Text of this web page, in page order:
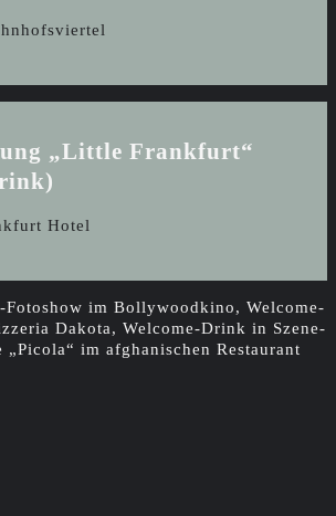
„Little Frankfurt“
Hotel
im Bollywoodkino, Welcome-
Dakota, Welcome-Drink in Szene-
im afghanischen Restaurant